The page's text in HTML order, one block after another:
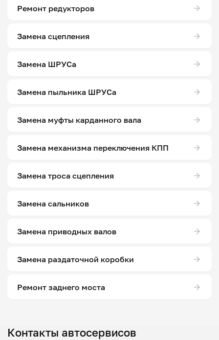
Ремонт редукторов
Замена сцепления
Замена ШРУСа
Замена пыльника ШРУСа
Замена муфты карданного вала
Замена механизма переключения КПП
Замена троса сцепления
Замена сальников
Замена приводных валов
Замена раздаточной коробки
Ремонт заднего моста
Контакты автосервисов